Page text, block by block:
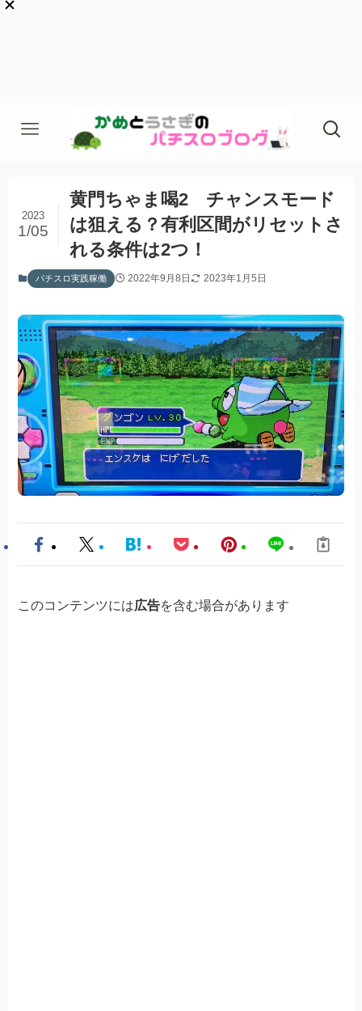
黄門ちゃま喝2 チャンスモード
は狙える？有利区間がリセットさ
れる条件は2つ！
2023
1/05
パチスロ実践稼働 2022年9月8日 2023年1月5日
このコンテンツには広告を含む場合があります